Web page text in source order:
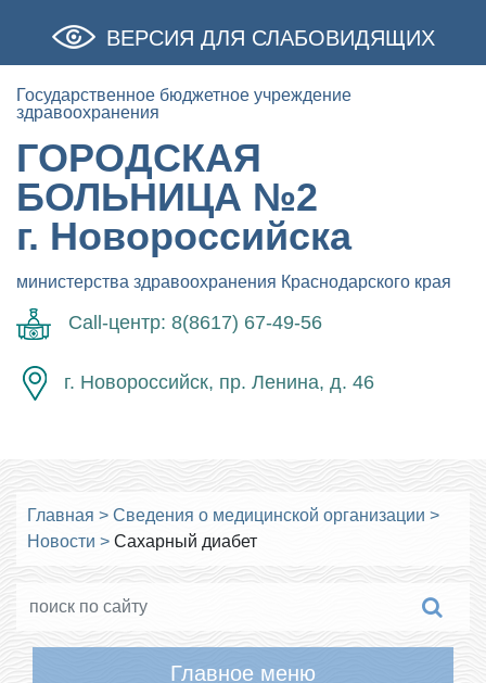
ВЕРСИЯ ДЛЯ СЛАБОВИДЯЩИХ
Государственное бюджетное учреждение
здравоохранения
ГОРОДСКАЯ
БОЛЬНИЦА №2
г. Новороссийска
министерства здравоохранения Краснодарского края
Call-центр: 8(8617) 67-49-56
г. Новороссийск, пр. Ленина, д. 46
Главная > Сведения о медицинской организации >
Новости > Сахарный диабет
Главное меню